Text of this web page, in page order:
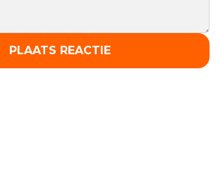
PLAATS REACTIE